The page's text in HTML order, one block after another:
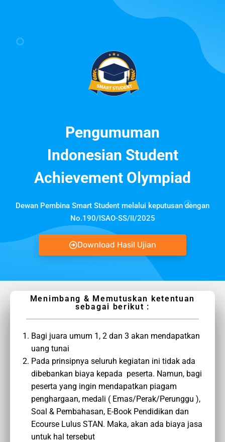
Pengumuman
Indonesian Student
Achievement Olympiad
Dewan Pembina Smart Student melalui keputusan dengan
No.190/ISAO-SS/II/2025
Download Hasil Ujian
Menimbang & Memutuskan ketentuan
sebagai berikut :
Bagi juara umum 1, 2 dan 3 akan mendapatkan
uang tunai
Pada prinsipnya seluruh kegiatan ini tidak ada
dibebankan biaya kepada peserta. Namun, bagi
peserta yang ingin mendapatkan piagam
penghargaan, medali ( Emas/Perak/Perunggu ),
Soal & Pembahasan, E-Book Pendidikan dan
Ecourse Lulus STAN. Maka, akan ada biaya jasa
untuk hal tersebut